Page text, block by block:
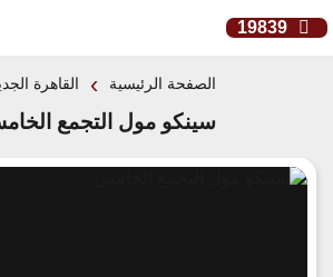
19839
الصفحة الرئيسية › القاهرة
سينكو مول التجمع